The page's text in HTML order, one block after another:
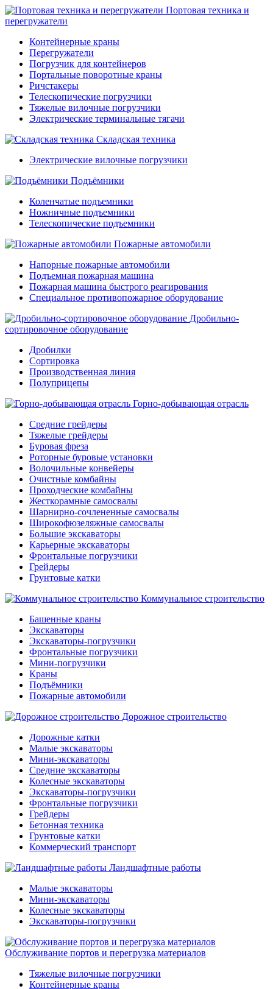
Портовая техника и
перегружатели
Контейнерные краны
Перегружатели
Погрузчик для контейнеров
Портальные поворотные краны
Ричстакеры
Телескопические погрузчики
Тяжелые вилочные погрузчики
Электрические терминальные тягачи
Складская техника
Электрические вилочные погрузчики
Подъёмники
Коленчатые подъемники
Ножничные подъемники
Телескопические подъемники
Пожарные автомобили
Напорные пожарные автомобили
Подъемная пожарная машина
Пожарная машина быстрого реагирования
Специальное противопожарное оборудование
Дробильно-
сортировочное оборудование
Дробилки
Сортировка
Производственная линия
Полуприцепы
Горно-добывающая отрасль
Средние грейдеры
Тяжелые грейдеры
Буровая фреза
Роторные буровые установки
Волочильные конвейеры
Очистные комбайны
Проходческие комбайны
Жесткорамные самосвалы
Шарнирно-сочлененные самосвалы
Широкофюзеляжные самосвалы
Большие экскаваторы
Карьерные экскаваторы
Фронтальные погрузчики
Грейдеры
Грунтовые катки
Коммунальное строительство
Башенные краны
Экскаваторы
Экскаваторы-погрузчики
Фронтальные погрузчики
Мини-погрузчики
Краны
Подъёмники
Пожарные автомобили
Дорожное строительство
Дорожные катки
Малые экскаваторы
Мини-экскаваторы
Средние экскаваторы
Колесные экскаваторы
Экскаваторы-погрузчики
Фронтальные погрузчики
Грейдеры
Бетонная техника
Грунтовые катки
Коммерческий транспорт
Ландшафтные работы
Малые экскаваторы
Мини-экскаваторы
Колесные экскаваторы
Экскаваторы-погрузчики
Обслуживание портов и перегрузка материалов
Тяжелые вилочные погрузчики
Контейнерные краны